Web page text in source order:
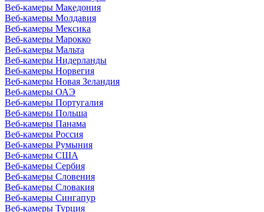
Веб-камеры Македония
Веб-камеры Молдавия
Веб-камеры Мексика
Веб-камеры Марокко
Веб-камеры Мальта
Веб-камеры Нидерланды
Веб-камеры Норвегия
Веб-камеры Новая Зеландия
Веб-камеры ОАЭ
Веб-камеры Португалия
Веб-камеры Польша
Веб-камеры Панама
Веб-камеры Россия
Веб-камеры Румыния
Веб-камеры США
Веб-камеры Сербия
Веб-камеры Словения
Веб-камеры Словакия
Веб-камеры Сингапур
Веб-камеры Турция